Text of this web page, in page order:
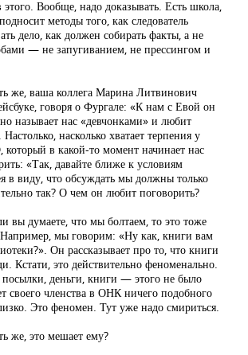
Вообще, надо доказывать. Есть школа,
методы того, как следователь
дело, как должен собирать факты, а не
— не запугиванием, не прессингом и
же, ваша коллега Марина Литвинович
говоря о Фургале: «К нам с Евой он
называет нас «девчонками» и любит
насколько хватает терпения у
в какой-то момент начинает нас
«Так, давайте ближе к условиям
в виду, что обсуждать мы должны только
так? О чем он любит поговорить?
вы думаете, что мы болтаем, то это тоже
Например, мы говорим: «Ну как, книги вам
Он рассказывает про то, что книги
Кстати, это действительно феноменально.
деньги, книги — этого не было
своего членства в ОНК ничего подобного
Это феномен. Тут уже надо смириться.
же, это мешает ему?